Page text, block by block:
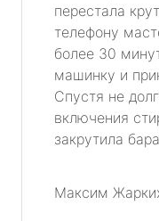
перестала
телефону
более 30
машинку и
Спустя не
включения
закрутила
Максим